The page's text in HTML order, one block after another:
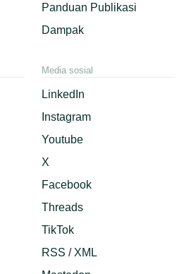
Panduan Publikasi
Dampak
Media sosial
LinkedIn
Instagram
Youtube
X
Facebook
Threads
TikTok
RSS / XML